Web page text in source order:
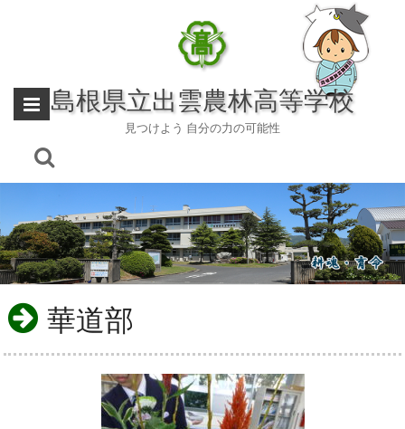
島根県立出雲農林高等学校
見つけよう 自分の力の可能性
華道部